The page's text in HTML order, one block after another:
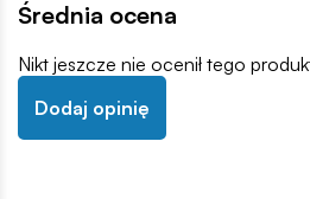
Średnia ocena
Nikt jeszcze nie ocenił tego
Dodaj opinię